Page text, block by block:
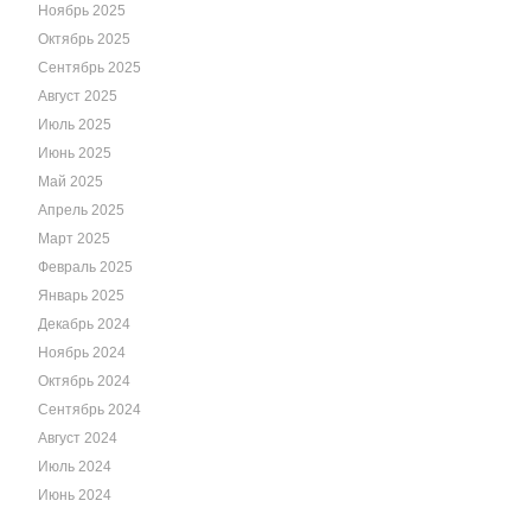
Ноябрь 2025
Октябрь 2025
Сентябрь 2025
Август 2025
Июль 2025
Июнь 2025
Май 2025
Апрель 2025
Март 2025
Февраль 2025
Январь 2025
Декабрь 2024
Ноябрь 2024
Октябрь 2024
Сентябрь 2024
Август 2024
Июль 2024
Июнь 2024